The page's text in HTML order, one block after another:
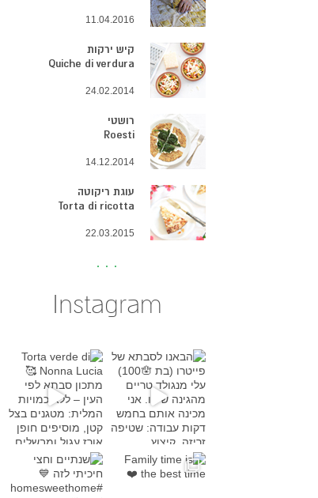
11.04.2016
קיש ירקות
Quiche di verdura
24.02.2014
רושטי
Roesti
14.12.2014
עוגת ריקוטה
Torta di ricotta
22.03.2015
Instagram
Torta verde di Nonna Lucia מתכון סבת
שנתיים וחצי חיכיתי לזה